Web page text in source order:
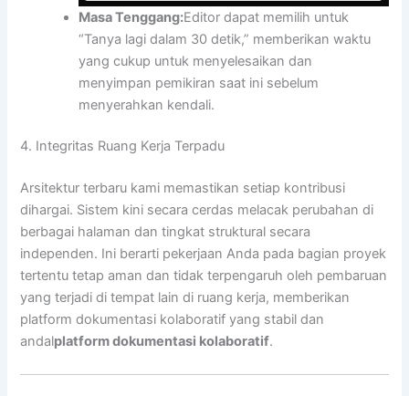
Masa Tenggang:Editor dapat memilih untuk
“Tanya lagi dalam 30 detik,” memberikan waktu
yang cukup untuk menyelesaikan dan
menyimpan pemikiran saat ini sebelum
menyerahkan kendali.
4. Integritas Ruang Kerja Terpadu
Arsitektur terbaru kami memastikan setiap kontribusi
dihargai. Sistem kini secara cerdas melacak perubahan di
berbagai halaman dan tingkat struktural secara
independen. Ini berarti pekerjaan Anda pada bagian proyek
tertentu tetap aman dan tidak terpengaruh oleh pembaruan
yang terjadi di tempat lain di ruang kerja, memberikan
platform dokumentasi kolaboratif yang stabil dan
andalplatform dokumentasi kolaboratif.